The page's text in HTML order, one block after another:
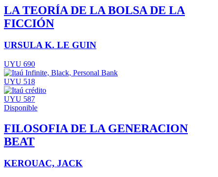
LA TEORÍA DE LA BOLSA DE LA
FICCIÓN
URSULA K. LE GUIN
UYU 690
UYU 518
UYU 587
Disponible
FILOSOFIA DE LA GENERACION
BEAT
KEROUAC, JACK